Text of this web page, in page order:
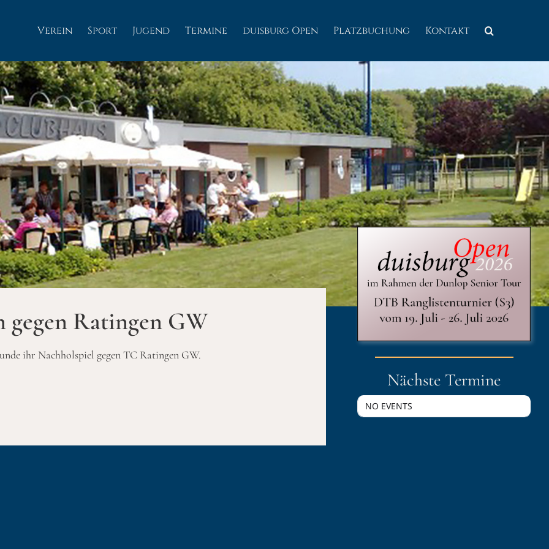
Verein Sport Jugend Termine duisburg Open Platzbuchung Kontakt
gegen Ratingen GW
ihr Nachholspiel gegen TC Ratingen GW.
Nächste Termine
NO EVENTS